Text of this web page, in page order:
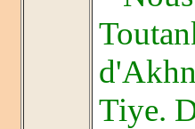
Tiye.